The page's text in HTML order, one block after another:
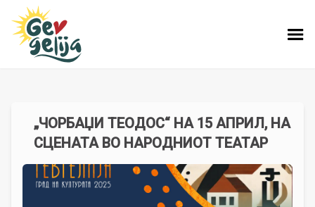
„ЧОРБАЏИ ТЕОДОС“ НА 15 АПРИЛ, НА
СЦЕНАТА ВО НАРОДНИОТ ТЕАТАР